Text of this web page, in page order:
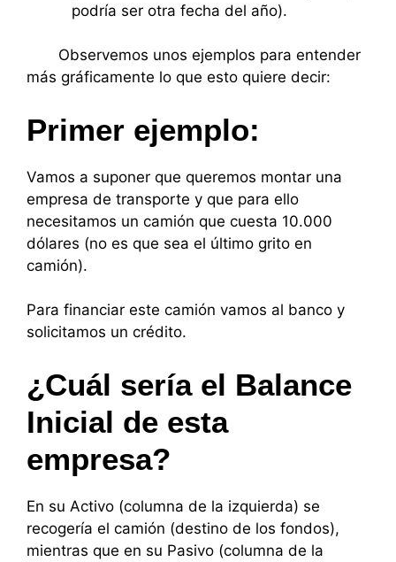
podría ser otra fecha del año).
Observemos unos ejemplos para entender
más gráficamente lo que esto quiere decir:
Primer ejemplo:
Vamos a suponer que queremos montar una
empresa de transporte y que para ello
necesitamos un camión que cuesta 10.000
dólares (no es que sea el último grito en
camión).
Para financiar este camión vamos al banco y
solicitamos un crédito.
¿Cuál sería el Balance
Inicial de esta
empresa?
En su Activo (columna de la izquierda) se
recogería el camión (destino de los fondos),
mientras que en su Pasivo (columna de la